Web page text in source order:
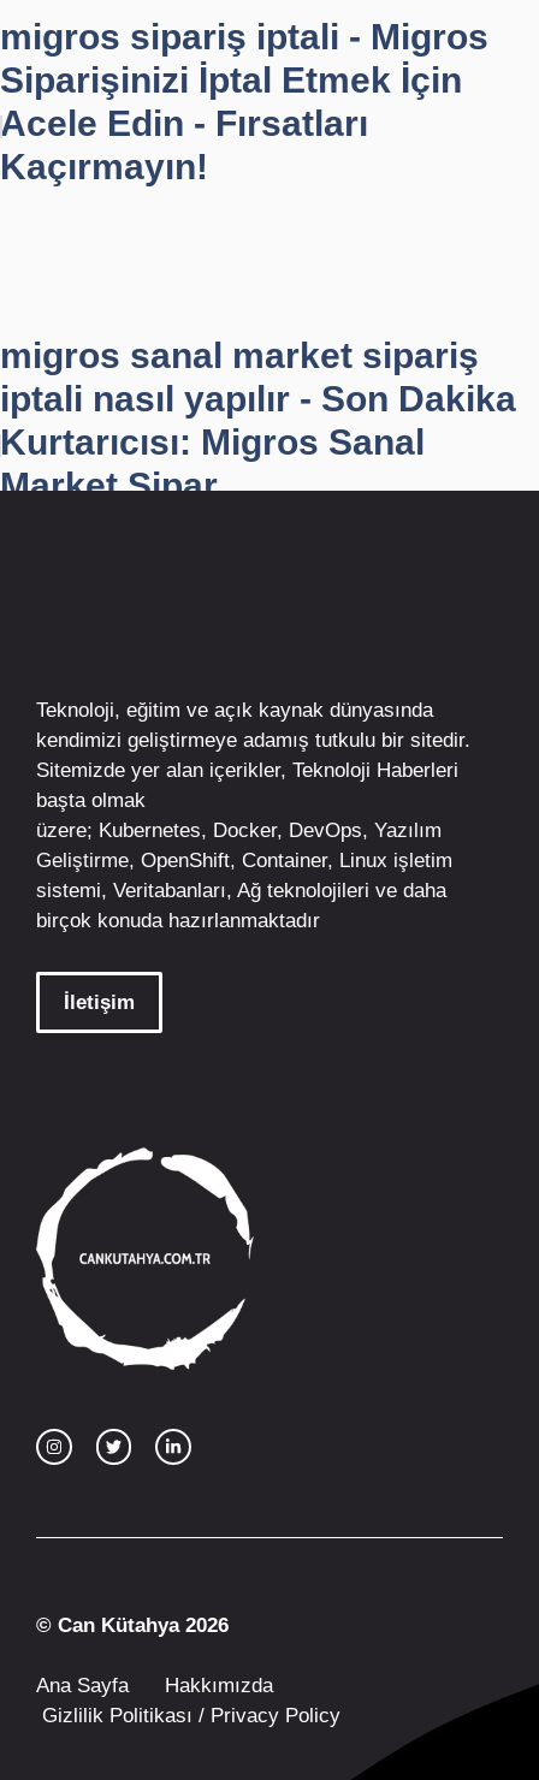
migros sipariş iptali - Migros
Siparişinizi İptal Etmek İçin
Acele Edin - Fırsatları
Kaçırmayın!
migros sanal market sipariş
iptali nasıl yapılır - Son Dakika
Kurtarıcısı: Migros Sanal
Market Sipar...
Teknoloji, eğitim ve açık kaynak dünyasında
kendimizi geliştirmeye adamış tutkulu bir sitedir.
Sitemizde yer alan içerikler, Teknoloji Haberleri
başta olmak
üzere; Kubernetes, Docker, DevOps, Yazılım
Geliştirme, OpenShift, Container, Linux işletim
sistemi, Veritabanları, Ağ teknolojileri ve daha
birçok konuda hazırlanmaktadır
İletişim
© Can Kütahya 2026
Ana Sayfa
Hakkımızda
Gizlilik Politikası / Privacy Policy